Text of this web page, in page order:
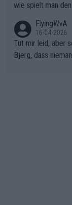
wie spielt man
FlyingWvA
16-04-2026
Tut mir leid, aber
Bjerg, dass